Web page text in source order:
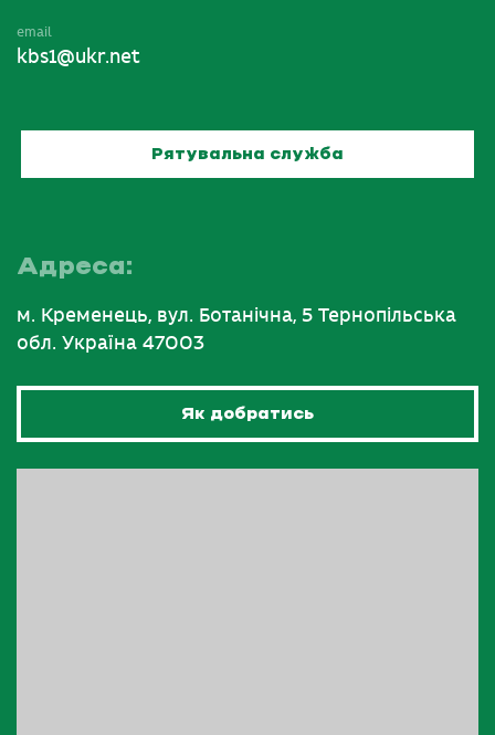
email
kbs1@ukr.net
Рятувальна служба
Адреса:
м. Кременець, вул. Ботанічна, 5 Тернопільська
обл. Україна 47003
Як добратись